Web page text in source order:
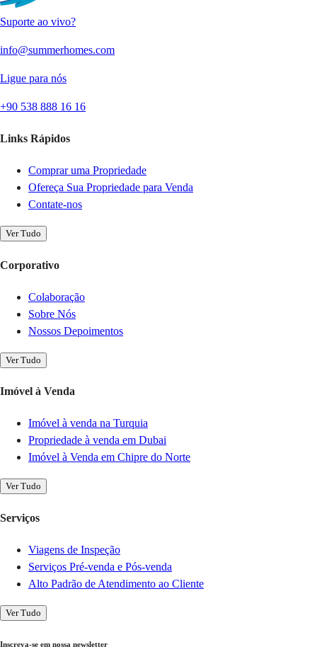
Suporte ao vivo?
info@summerhomes.com
Ligue para nós
+90 538 888 16 16
Links Rápidos
Comprar uma Propriedade
Ofereça Sua Propriedade para Venda
Contate-nos
Ver Tudo
Corporativo
Colaboração
Sobre Nós
Nossos Depoimentos
Ver Tudo
Imóvel à Venda
Imóvel à venda na Turquia
Propriedade à venda em Dubai
Imóvel à Venda em Chipre do Norte
Ver Tudo
Serviços
Viagens de Inspeção
Serviços Pré-venda e Pós-venda
Alto Padrão de Atendimento ao Cliente
Ver Tudo
Inscreva-se em nossa newsletter